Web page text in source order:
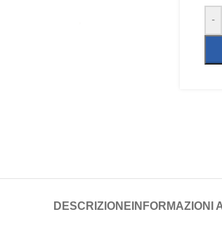
-
DESCRIZIONE INFORMAZIONI